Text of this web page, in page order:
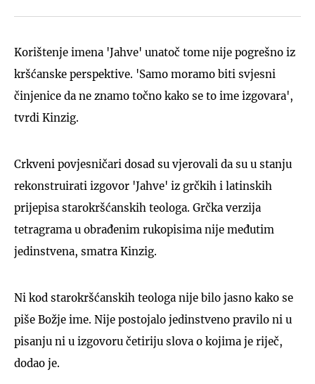
Korištenje imena 'Jahve' unatoč tome nije pogrešno iz
kršćanske perspektive. 'Samo moramo biti svjesni
činjenice da ne znamo točno kako se to ime izgovara',
tvrdi Kinzig.
Crkveni povjesničari dosad su vjerovali da su u stanju
rekonstruirati izgovor 'Jahve' iz grčkih i latinskih
prijepisa starokršćanskih teologa. Grčka verzija
tetragrama u obrađenim rukopisima nije međutim
jedinstvena, smatra Kinzig.
Ni kod starokršćanskih teologa nije bilo jasno kako se
piše Božje ime. Nije postojalo jedinstveno pravilo ni u
pisanju ni u izgovoru četiriju slova o kojima je riječ,
dodao je.